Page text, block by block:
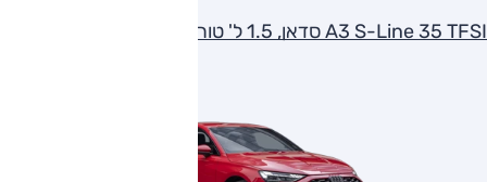
A3 S-Line 35 TFSI סדאן, 1.5 ל' טורבו, Luxury